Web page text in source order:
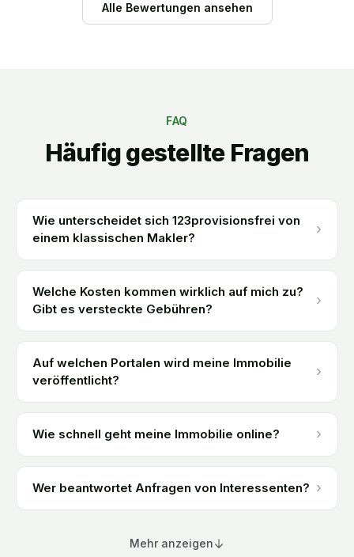
Alle Bewertungen ansehen
FAQ
Häufig gestellte Fragen
Wie unterscheidet sich 123provisionsfrei von
einem klassischen Makler?
›
Welche Kosten kommen wirklich auf mich zu?
Gibt es versteckte Gebühren?
›
Auf welchen Portalen wird meine Immobilie
veröffentlicht?
›
Wie schnell geht meine Immobilie online? ›
Wer beantwortet Anfragen von Interessenten? ›
Mehr anzeigen